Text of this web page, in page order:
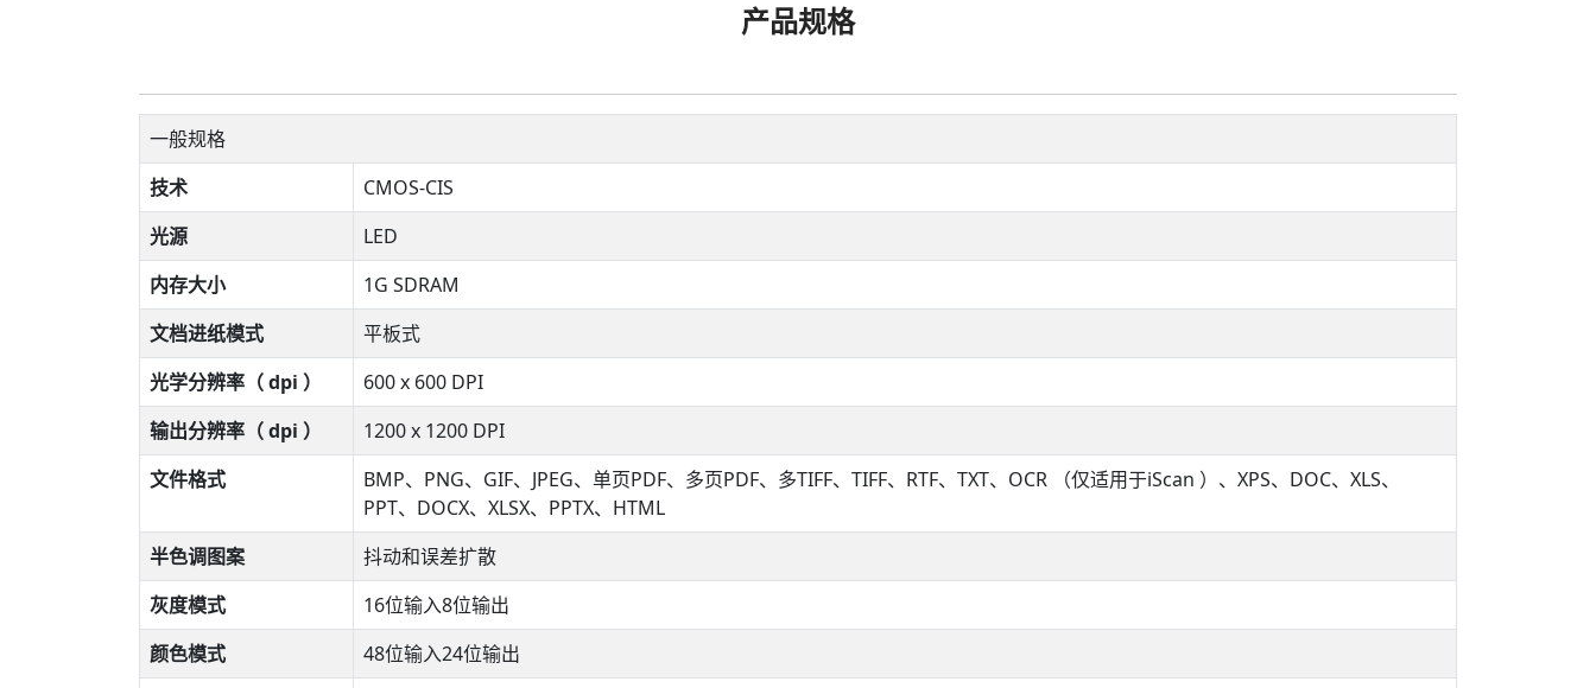
产品规格
一般规格
技术
CMOS-CIS
光源
LED
内存大小
1G SDRAM
文档进纸模式
平板式
光学分辨率（ dpi ）
600 x 600 DPI
输出分辨率（ dpi ）
1200 x 1200 DPI
文件格式
BMP、PNG、GIF、JPEG、单页PDF、多页PDF、多TIFF、TIFF、RTF、TXT、OCR （仅适用于iScan ）、XPS、DOC、XLS、
PPT、DOCX、XLSX、PPTX、HTML
半色调图案
抖动和误差扩散
灰度模式
16位输入8位输出
颜色模式
48位输入24位输出